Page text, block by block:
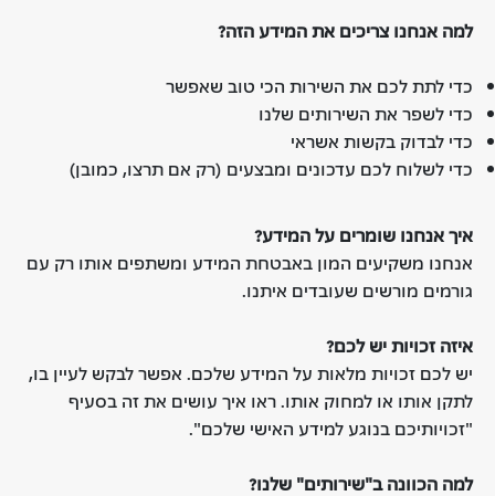
למה אנחנו צריכים את המידע הזה?
כדי לתת לכם את השירות הכי טוב שאפשר
כדי לשפר את השירותים שלנו
כדי לבדוק בקשות אשראי
כדי לשלוח לכם עדכונים ומבצעים (רק אם תרצו, כמובן)
איך אנחנו שומרים על המידע?
אנחנו משקיעים המון באבטחת המידע ומשתפים אותו רק עם
גורמים מורשים שעובדים איתנו.
איזה זכויות יש לכם?
יש לכם זכויות מלאות על המידע שלכם. אפשר לבקש לעיין בו,
לתקן אותו או למחוק אותו. ראו איך עושים את זה בסעיף
"זכויותיכם בנוגע למידע האישי שלכם".
למה הכוונה ב"שירותים" שלנו?